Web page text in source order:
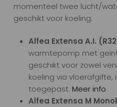
momenteel twee lucht/
geschikt voor koeling:
Alfea Extensa A.I.
warmtepomp met
geschikt voor zowel
koeling via vloerafgifte,
toegepast. Meer info
Alfea Extensa M